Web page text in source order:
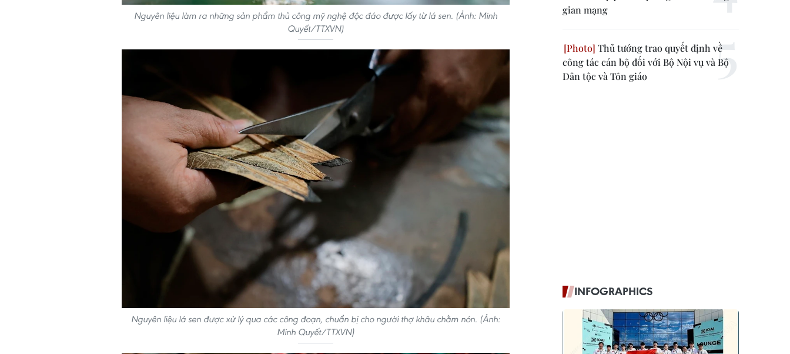
Nguyên liệu làm ra những sản phẩm thủ công mỹ nghệ độc đáo được lấy từ lá sen. (Ảnh: Minh
Quyết/TTXVN)
Nguyên liệu lá sen được xử lý qua các công đoạn, chuẩn bị cho người thợ khâu chằm nón. (Ảnh:
Minh Quyết/TTXVN)
gian mạng
Thủ tướng trao quyết định về
công tác cán bộ đối với Bộ Nội vụ và Bộ
Dân tộc và Tôn giáo
INFOGRAPHICS